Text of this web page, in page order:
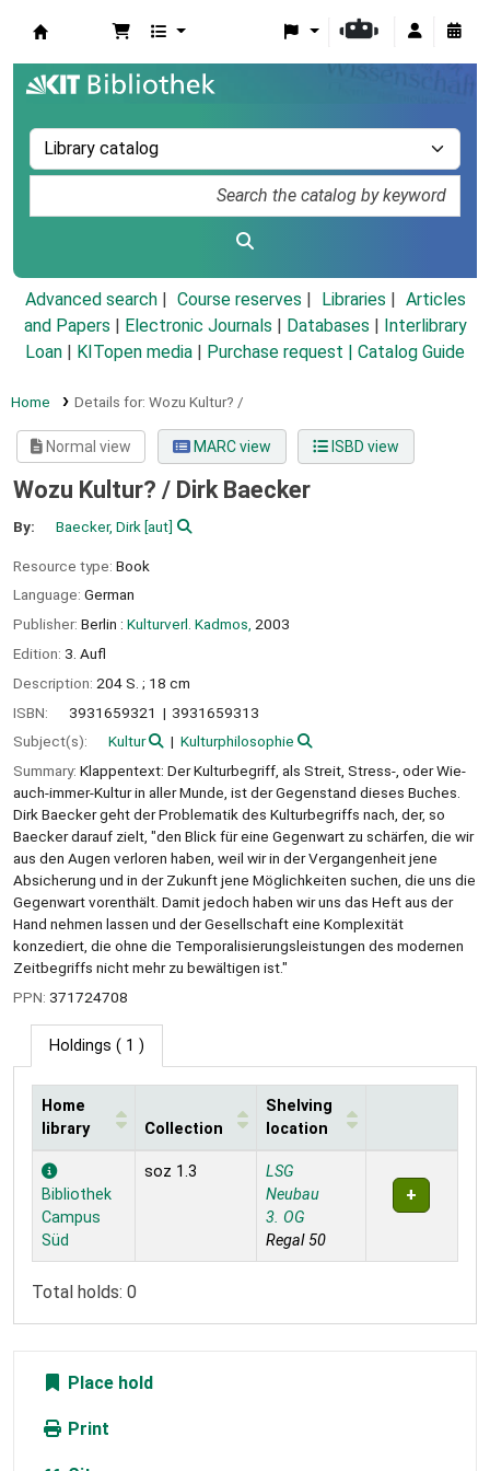
Advanced search Course reserves Libraries
Articles
and Papers
Electronic Journals Databases
Interlibrary
Loan
KITopen media Purchase request | Catalog Guide
Home Details for: Wozu Kultur? /
Normal view MARC view ISBD view
Wozu Kultur? / Dirk Baecker
By: Baecker, Dirk [aut]
Resource type: Book
Language: German
Publisher: Berlin : Kulturverl. Kadmos, 2003
Edition: 3. Aufl
Description: 204 S. ; 18 cm
ISBN:
3931659321
3931659313
Subject(s):
Kultur
Kulturphilosophie
Summary: Klappentext: Der Kulturbegriff, als Streit, Stress-, oder Wie-
auch-immer-Kultur in aller Munde, ist der Gegenstand dieses Buches.
Dirk Baecker geht der Problematik des Kulturbegriffs nach, der, so
Baecker darauf zielt, "den Blick für eine Gegenwart zu schärfen, die wir
aus den Augen verloren haben, weil wir in der Vergangenheit jene
Absicherung und in der Zukunft jene Möglichkeiten suchen, die uns die
Gegenwart vorenthält. Damit jedoch haben wir uns das Heft aus der
Hand nehmen lassen und der Gesellschaft eine Komplexität
konzediert, die ohne die Temporalisierungsleistungen des modernen
Zeitbegriffs nicht mehr zu bewältigen ist."
PPN: 371724708
Holdings ( 1 )
Holdings
Home
library
Collection
Shelving
location
Bibliothek
Campus
Süd
soz 1.3
LSG
Neubau
3. OG
Regal 50
Total holds: 0
Place hold
Print